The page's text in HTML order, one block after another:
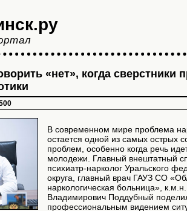
«нет», когда сверстники
В современном мире проблема
остается одной из самых острых
проблем, особенно когда речь
молодежи. Главный внештатный
психиатр-нарколог Уральского
округа, главный врач ГАУЗ СО
наркологическая больница»,
Владимирович Поддубный
профессиональным видением